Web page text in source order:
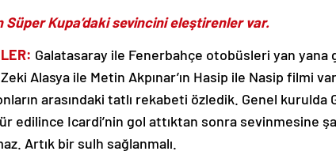
Süper Kupa’daki sevincini eleştirenler var.
Galatasaray ile Fenerbahçe otobüsleri yan
Alasya ile Metin Akpınar’ın Hasip ile Nasip filmi
arasındaki tatlı rekabeti özledik. Genel kurulda
edilince Icardi’nin gol attıktan sonra sevinmesine
Artık bir sulh sağlanmalı.